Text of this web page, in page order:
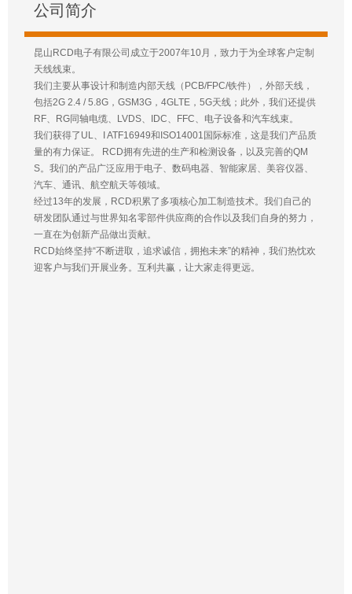
公司简介
昆山RCD电子有限公司成立于2007年10月，致力于为全球客户定制
天线线束。
我们主要从事设计和制造内部天线（PCB/FPC/铁件），外部天线，
包括2G 2.4 / 5.8G，GSM3G，4GLTE，5G天线；此外，我们还提供
RF、RG同轴电缆、LVDS、IDC、FFC、电子设备和汽车线束。
我们获得了UL、I ATF16949和ISO14001国际标准，这是我们产品质
量的有力保证。 RCD拥有先进的生产和检测设备，以及完善的QM
S。我们的产品广泛应用于电子、数码电器、智能家居、美容仪器、
汽车、通讯、航空航天等领域。
经过13年的发展，RCD积累了多项核心加工制造技术。我们自己的
研发团队通过与世界知名零部件供应商的合作以及我们自身的努力，
一直在为创新产品做出贡献。
RCD始终坚持“不断进取，追求诚信，拥抱未来”的精神，我们热忱欢
迎客户与我们开展业务。互利共赢，让大家走得更远。